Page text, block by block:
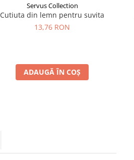
Servus Collection
Cutiuta din lemn pentru suvita
13,76 RON
ADAUGĂ ÎN COȘ